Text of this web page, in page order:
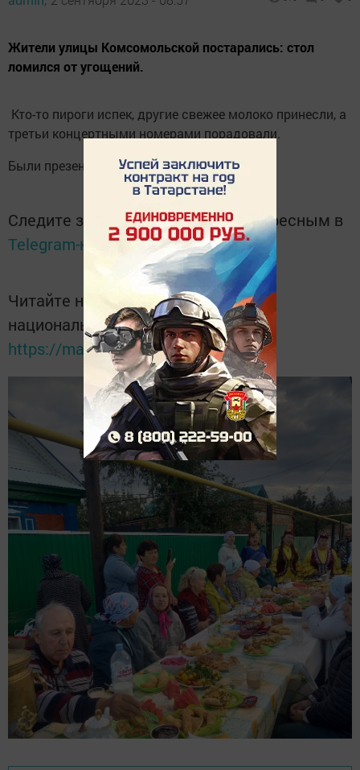
Жители улицы Комсомольской постарались: стол
ломился от угощений.
Кто-то пироги испек, другие свежее молоко принесли, а
третьи концертными номерами порадовали.
Были презенты, улыбки, радость общения...
Следите за самым важным и интересным в
Telegram-каналеТатмедиа
Читайте новости Татарстана в
национальном мессенджере MАХ:
https://max.ru/tatmedia